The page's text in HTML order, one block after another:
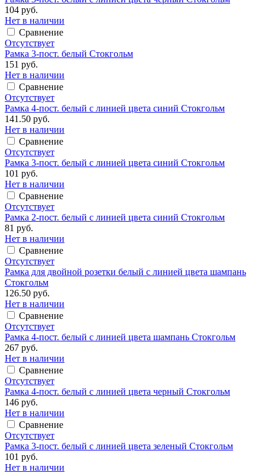
104 руб.
Нет в наличии
Сравнение
Отсутствует
Рамка 3-пост. белый Стокгольм
151 руб.
Нет в наличии
Сравнение
Отсутствует
Рамка 4-пост. белый с линией цвета синий Стокгольм
141.50 руб.
Нет в наличии
Сравнение
Отсутствует
Рамка 3-пост. белый с линией цвета синий Стокгольм
101 руб.
Нет в наличии
Сравнение
Отсутствует
Рамка 2-пост. белый с линией цвета синий Стокгольм
81 руб.
Нет в наличии
Сравнение
Отсутствует
Рамка для двойной розетки белый с линией цвета шампань
Стокгольм
126.50 руб.
Нет в наличии
Сравнение
Отсутствует
Рамка 4-пост. белый с линией цвета шампань Стокгольм
267 руб.
Нет в наличии
Сравнение
Отсутствует
Рамка 4-пост. белый с линией цвета черный Стокгольм
146 руб.
Нет в наличии
Сравнение
Отсутствует
Рамка 3-пост. белый с линией цвета зеленый Стокгольм
101 руб.
Нет в наличии